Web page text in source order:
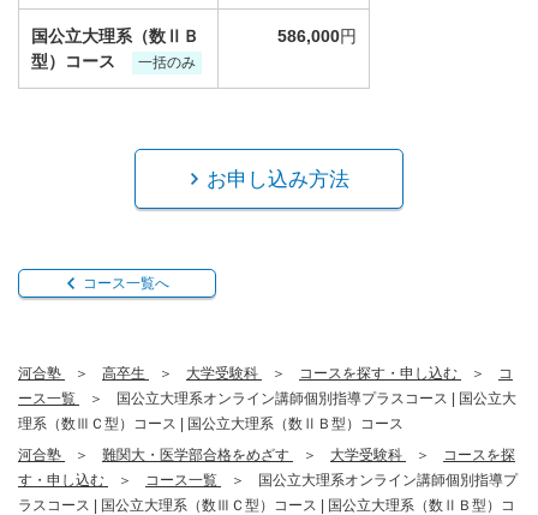
国公立大理系（数ⅡＢ
型）コース
一括のみ
586,000円
お申し込み方法
コース一覧へ
河合塾 高卒生 大学受験科 コースを探す・申し込む
コ
ース一覧
国公立大理系オンライン講師個別指導プラスコース | 国公立大
理系（数ⅢＣ型）コース | 国公立大理系（数ⅡＢ型）コース
河合塾
難関大・医学部合格をめざす 大学受験科
コースを探
す・申し込む
コース一覧
国公立大理系オンライン講師個別指導プ
ラスコース | 国公立大理系（数ⅢＣ型）コース | 国公立大理系（数ⅡＢ型）コ